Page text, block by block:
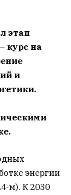
этап
курс на
и
энергии
м). К 2030